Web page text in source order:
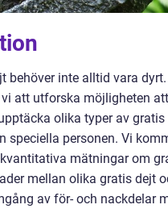
behöver inte alltid vara
att utforska möjligheten
olika typer av
speciella personen. Vi
mätningar om
mellan olika gratis dejt
av för- och nackdelar